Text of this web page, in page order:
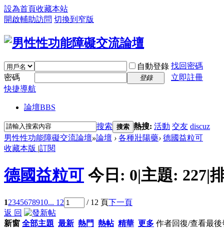
設為首頁收藏本站
開啟輔助訪問 切換到窄版
自動登錄 找回密碼
密碼
登錄
立即註冊
快捷導航
論壇BBS
搜索 搜索 熱搜: 活動 交友 discuz
男性性功能障礙交流論壇»論壇 › 各種壯陽藥› 德國益粒可
收藏本版 |訂閱
德國益粒可 今日: 0|主題: 227|
12345678910... 12 / 12 頁下一頁
返 回
新窗 全部主題 最新 熱門 熱帖 精華 更多 作者回復/查看最後